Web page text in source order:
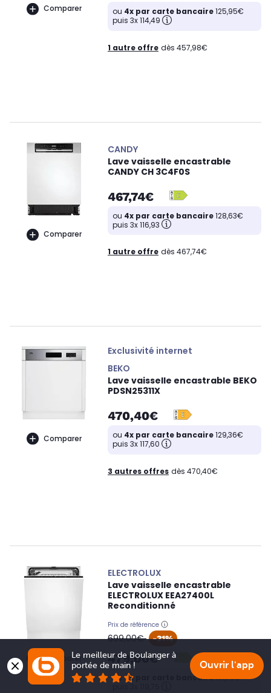
Comparer ou 4x par carte bancaire125,95€
puis 3x 114,49
1 autre offre dès 457,98€
Comparer
CANDY
Lave vaisselle encastrable
CANDY CH 3C4F0S
467,74€
ou 4x par carte bancaire128,63€
puis 3x 116,93
1 autre offre dès 467,74€
Comparer
Exclusivité internet
BEKO
Lave vaisselle encastrable BEKO
PDSN25311X
470,40€
ou 4x par carte bancaire129,36€
puis 3x 117,60
3 autres offres dès 470,40€
Comparer
ELECTROLUX
Lave vaisselle encastrable
ELECTROLUX EEA27400L
Reconditionné
Prix de référence
oldPrice
699,00€ -31%
479,00€
ou 4x par carte bancaire131,73€
Le meilleur de Boulanger à
portée de main !
Ouvrir l'app